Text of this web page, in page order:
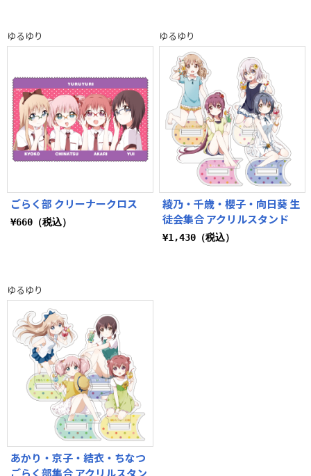
ゆるゆり
ごらく部 クリーナークロス
¥660（税込）
ゆるゆり
綾乃・千歳・櫻子・向日葵 生
徒会集合 アクリルスタンド
¥1,430（税込）
ゆるゆり
あかり・京子・結衣・ちなつ
ごらく部集合 アクリルスタン